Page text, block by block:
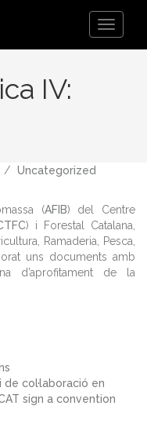
Toggle
IV:
Uncategorized
(AFIB) del Centre
) i Forestal Catalana,
Ramaderia, Pesca,
uns documents amb
d’aprofitament de la
de col·laboració en
sign a convention